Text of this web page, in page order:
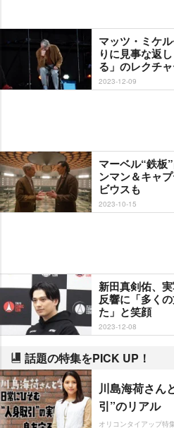
マッツ・ミケ
りに見事な返
る」のレクチ
2023-12-09
マーベル“鉄
ンマン＆キャ
ビウスも
2023-10-15
新田真剣佑、
反響に「多く
た」と笑顔
2023-12-08
話題の特集をPICK UP！
川島海荷さん
引”のリアル
オリコンタイアップ特